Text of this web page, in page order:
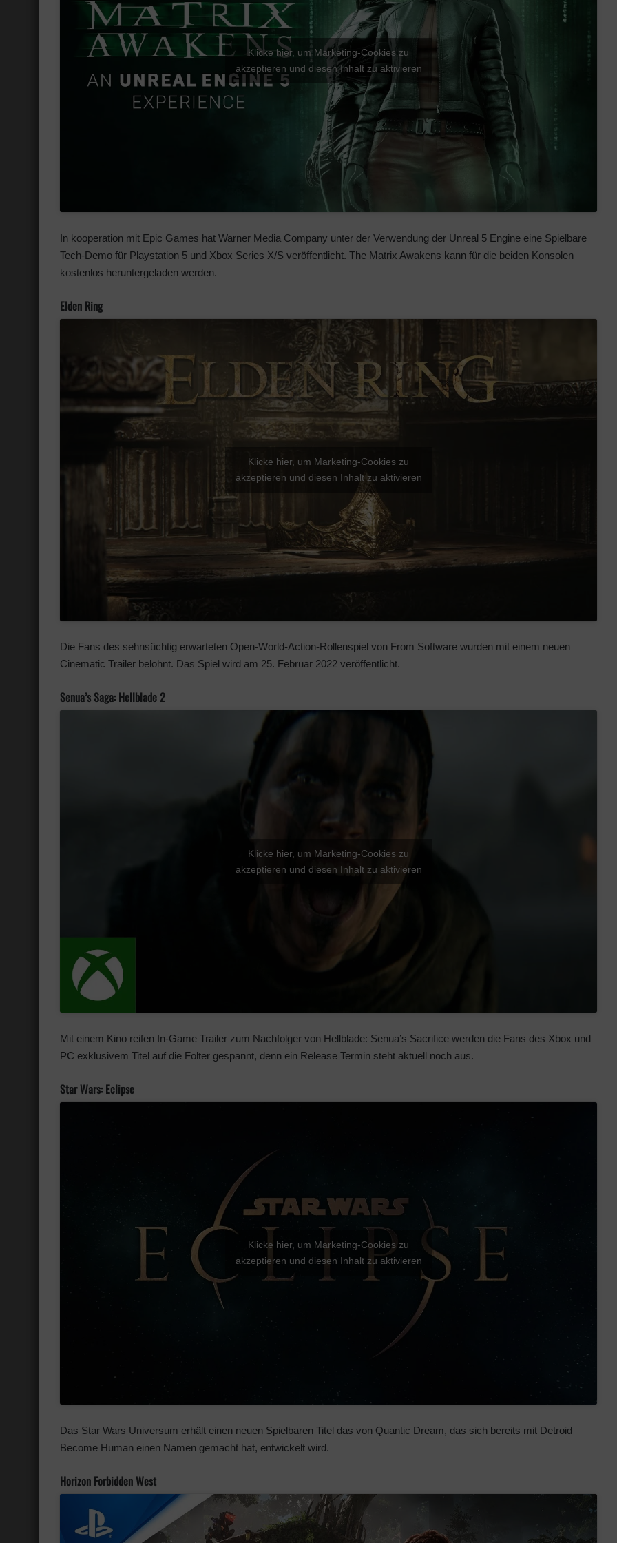
Klicke hier, um Marketing-Cookies zu
akzeptieren und diesen Inhalt zu aktivieren
In kooperation mit Epic Games hat Warner Media Company unter der Verwendung der Unreal 5 Engine eine Spielbare
Tech-Demo für Playstation 5 und Xbox Series X/S veröffentlicht. The Matrix Awakens kann für die beiden Konsolen
kostenlos heruntergeladen werden.
Elden Ring
Klicke hier, um Marketing-Cookies zu
akzeptieren und diesen Inhalt zu aktivieren
Die Fans des sehnsüchtig erwarteten Open-World-Action-Rollenspiel von From Software wurden mit einem neuen
Cinematic Trailer belohnt. Das Spiel wird am 25. Februar 2022 veröffentlicht.
Senua’s Saga: Hellblade 2
Klicke hier, um Marketing-Cookies zu
akzeptieren und diesen Inhalt zu aktivieren
Mit einem Kino reifen In-Game Trailer zum Nachfolger von Hellblade: Senua’s Sacrifice werden die Fans des Xbox und
PC exklusivem Titel auf die Folter gespannt, denn ein Release Termin steht aktuell noch aus.
Star Wars: Eclipse
Klicke hier, um Marketing-Cookies zu
akzeptieren und diesen Inhalt zu aktivieren
Das Star Wars Universum erhält einen neuen Spielbaren Titel das von Quantic Dream, das sich bereits mit Detroid
Become Human einen Namen gemacht hat, entwickelt wird.
Horizon Forbidden West